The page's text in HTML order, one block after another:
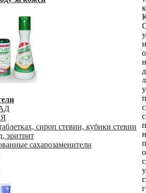
сироп стевии, кубики стевии
эритрит
сахарозаменители
у
с